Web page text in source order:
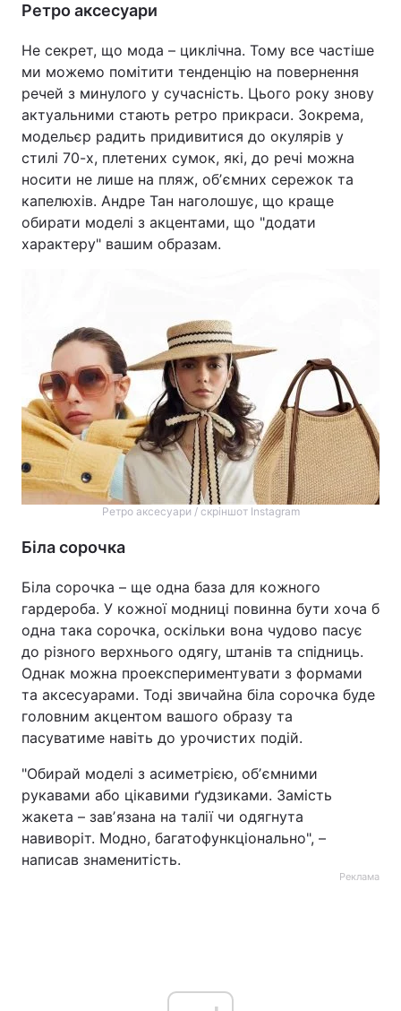
Ретро аксесуари
Не секрет, що мода – циклічна. Тому все частіше
ми можемо помітити тенденцію на повернення
речей з минулого у сучасність. Цього року знову
актуальними стають ретро прикраси. Зокрема,
модельєр радить придивитися до окулярів у
стилі 70-х, плетених сумок, які, до речі можна
носити не лише на пляж, обʼємних сережок та
капелюхів. Андре Тан наголошує, що краще
обирати моделі з акцентами, що "додати
характеру" вашим образам.
Ретро аксесуари / скріншот Instagram
Біла сорочка
Біла сорочка – ще одна база для кожного
гардероба. У кожної модниці повинна бути хоча б
одна така сорочка, оскільки вона чудово пасує
до різного верхнього одягу, штанів та спідниць.
Однак можна проекспериментувати з формами
та аксесуарами. Тоді звичайна біла сорочка буде
головним акцентом вашого образу та
пасуватиме навіть до урочистих подій.
"Обирай моделі з асиметрією, обʼємними
рукавами або цікавими ґудзиками. Замість
жакета – завʼязана на талії чи одягнута
навиворіт. Модно, багатофункціонально", –
написав знаменитість.
Реклама